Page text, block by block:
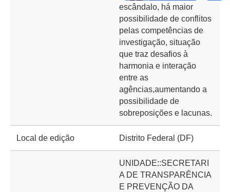
escândalo, há maior
possibilidade de conflitos
pelas competências de
investigação, situação
que traz desafios à
harmonia e interação
entre as
agências,aumentando a
possibilidade de
sobreposições e lacunas.
Local de edição Distrito Federal (DF)
UNIDADE::SECRETARI
A DE TRANSPARÊNCIA
E PREVENÇÃO DA